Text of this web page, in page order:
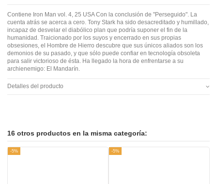
Contiene Iron Man vol. 4, 25 USA Con la conclusión de "Perseguido". La
cuenta atrás se acerca a cero. Tony Stark ha sido desacreditado y humillado,
incapaz de desvelar el diabólico plan que podría suponer el fin de la
humanidad. Traicionado por los suyos y encerrado en sus propias
obsesiones, el Hombre de Hierro descubre que sus únicos aliados son los
demonios de su pasado, y que sólo puede confiar en tecnología obsoleta
para salir victorioso de ésta. Ha llegado la hora de enfrentarse a su
archienemigo: El Mandarín.
Detalles del producto
16 otros productos en la misma categoría:
-5% -5%